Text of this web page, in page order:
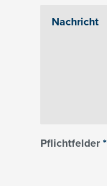
Pflichtfelder*